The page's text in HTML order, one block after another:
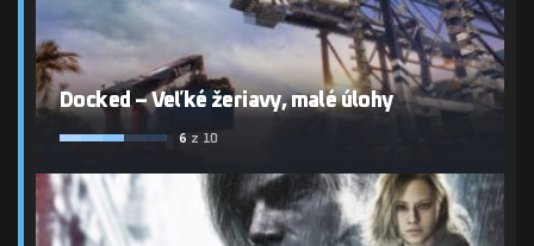
Docked – Veľké žeriavy, malé úlohy
6 z 10